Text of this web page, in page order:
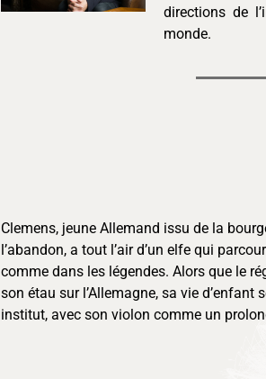
directions de
monde.
Clemens, jeune Allemand issu de la
l’abandon, a tout l’air d’un elfe qui
comme dans les légendes. Alors que le
son étau sur l’Allemagne, sa vie d’enfant
institut, avec son violon comme un